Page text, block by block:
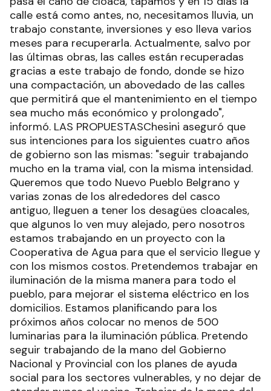
calle está como antes, no, necesitamos lluvia, un
trabajo constante, inversiones y eso lleva varios
meses para recuperarla. Actualmente, salvo por
las últimas obras, las calles están recuperadas
gracias a este trabajo de fondo, donde se hizo
una compactación, un abovedado de las calles
que permitirá que el mantenimiento en el tiempo
sea mucho más económico y prolongado",
informó. LAS PROPUESTASChesini aseguró que
sus intenciones para los siguientes cuatro años
de gobierno son las mismas: "seguir trabajando
mucho en la trama vial, con la misma intensidad.
Queremos que todo Nuevo Pueblo Belgrano y
varias zonas de los alrededores del casco
antiguo, lleguen a tener los desagües cloacales,
que algunos lo ven muy alejado, pero nosotros
estamos trabajando en un proyecto con la
Cooperativa de Agua para que el servicio llegue y
con los mismos costos. Pretendemos trabajar en
iluminación de la misma manera para todo el
pueblo, para mejorar el sistema eléctrico en los
domicilios. Estamos planificando para los
próximos años colocar no menos de 500
luminarias para la iluminación pública. Pretendo
seguir trabajando de la mano del Gobierno
Nacional y Provincial con los planes de ayuda
social para los sectores vulnerables, y no dejar de